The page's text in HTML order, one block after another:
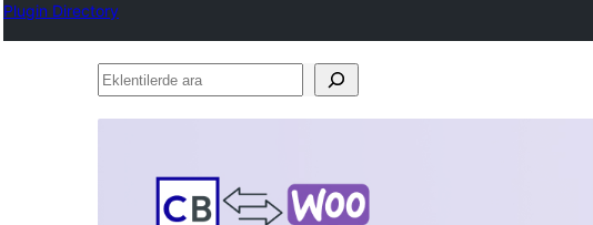
Plugin Directory
Eklentilerde